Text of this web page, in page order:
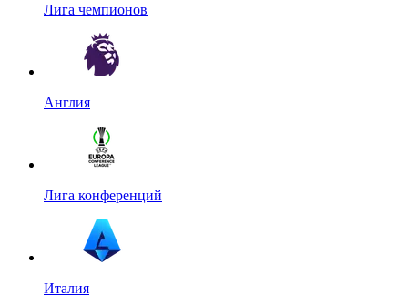
Лига чемпионов
Англия
Лига конференций
Италия